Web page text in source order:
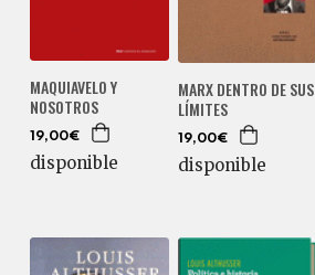
MAQUIAVELO Y
NOSOTROS
19,00€
disponible
MARX DENTRO DE SUS
LÍMITES
19,00€
disponible